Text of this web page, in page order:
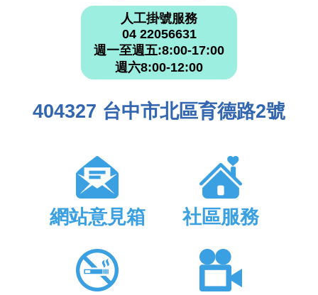
人工掛號服務
04 22056631
週一至週五:8:00-17:00
週六8:00-12:00
404327 台中市北區育德路2號
網站意見箱 社區服務